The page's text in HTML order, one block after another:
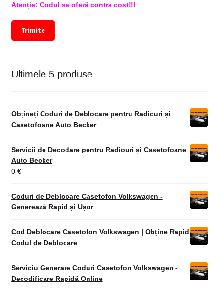
Atenție: Codul se oferă contra cost!!!
Trimite
Ultimele 5 produse
Obțineți Coduri de Deblocare pentru Radiouri și
Casetofoane Auto Becker
Servicii de Decodare pentru Radiouri și Casetofoane
Auto Becker
0 €
Coduri de Deblocare Casetofon Volkswagen -
Generează Rapid și Ușor
Cod Deblocare Casetofon Volkswagen | Obține Rapid
Codul de Deblocare
Serviciu Generare Coduri Casetofon Volkswagen -
Decodificare Rapidă Online